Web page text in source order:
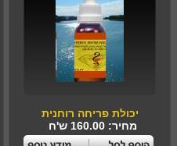
יכולת פריחה רוחנית
מחיר: 160.00 ש'ח